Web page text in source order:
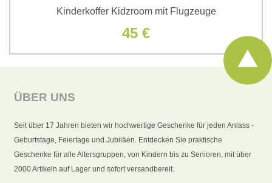
Kinderkoffer Kidzroom mit Flugzeuge
45 €
ÜBER UNS
Seit über 17 Jahren bieten wir hochwertige Geschenke für jeden Anlass -
Geburtstage, Feiertage und Jubiläen. Entdecken Sie praktische
Geschenke für alle Altersgruppen, von Kindern bis zu Senioren, mit über
2000 Artikeln auf Lager und sofort versandbereit.